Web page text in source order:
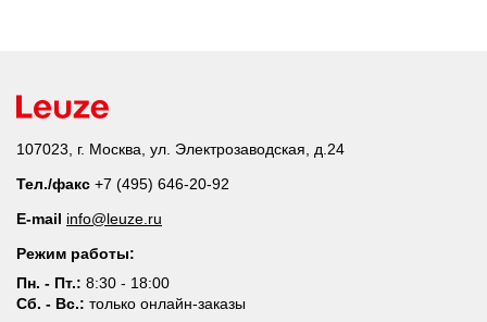
107023, г. Москва, ул. Электрозаводская, д.24
Тел./факс +7 (495) 646-20-92
E-mail info@leuze.ru
Режим работы:
Пн. - Пт.: 8:30 - 18:00
Сб. - Вс.: только онлайн-заказы